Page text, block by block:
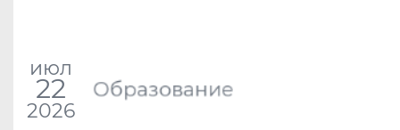
июл
22
2026
Образование